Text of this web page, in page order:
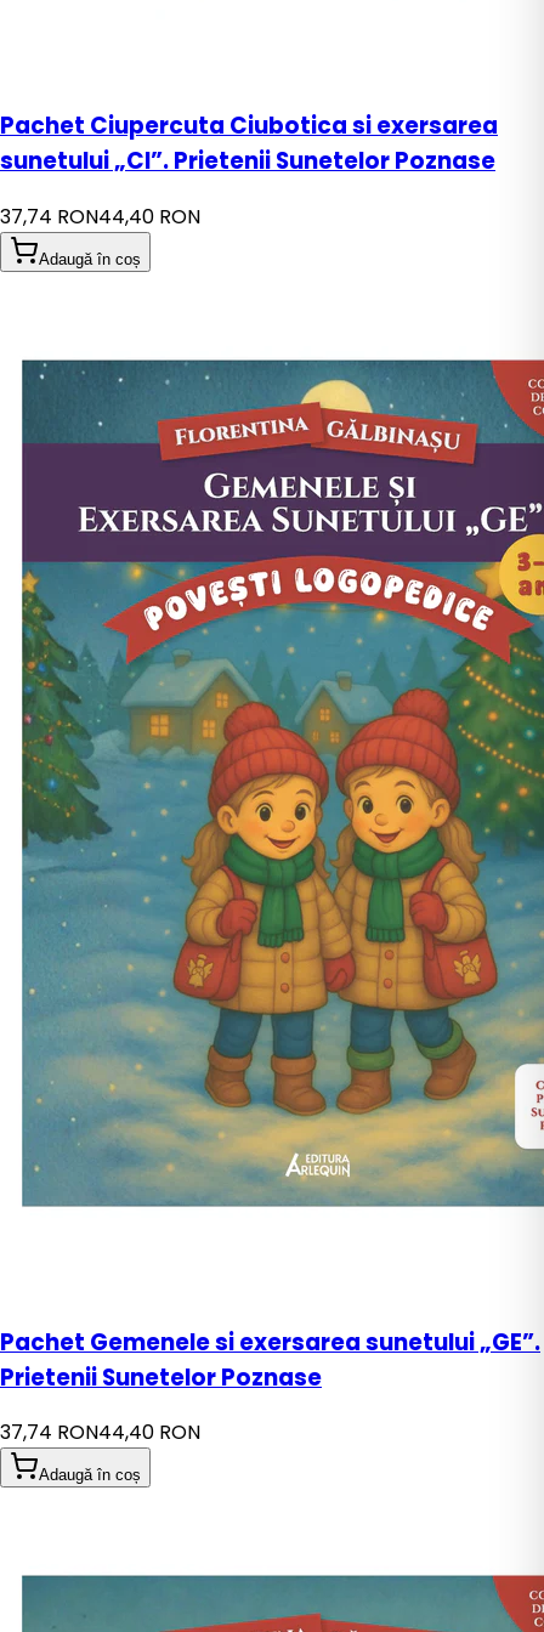
Pachet Ciupercuta Ciubotica si exersarea
sunetului „CI”. Prietenii Sunetelor Poznase
37,74 RON44,40 RON
Adaugă în coș
Pachet Gemenele si exersarea sunetului „GE”.
Prietenii Sunetelor Poznase
37,74 RON44,40 RON
Adaugă în coș